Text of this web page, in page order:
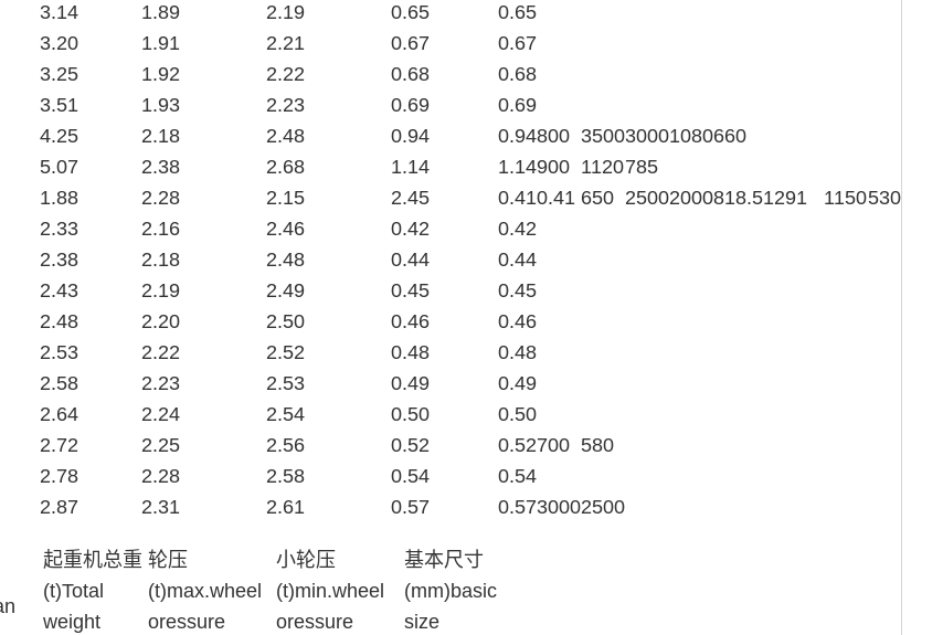
3.14 1.89 2.19 0.65
0.65
3.20 1.91 2.21 0.67
0.67
3.25 1.92 2.22 0.68
0.68
3.51 1.93 2.23 0.69
0.69
4.25 2.18 2.48 0.94 0.94800 350030001080660
5.07 2.38 2.68 1.14 1.14900 1120785
1.88 2.28 2.15 2.45 0.410.41 650 25002000818.51291 1150530
2.33 2.16 2.46 0.42
0.42
2.38 2.18 2.48 0.44
0.44
2.43 2.19 2.49 0.45
0.45
2.48 2.20 2.50 0.46
0.46
2.53 2.22 2.52 0.48
0.48
2.58 2.23 2.53 0.49
0.49
2.64 2.24 2.54 0.50
0.50
2.72 2.25 2.56 0.52 0.52700 580
2.78 2.28 2.58 0.54
0.54
2.87 2.31 2.61 0.57 0.5730002500
起重机总重
(t)Total
weight
轮压
(t)max.wheel
oressure
小轮压
(t)min.wheel
oressure
基本尺寸
(mm)basic
size